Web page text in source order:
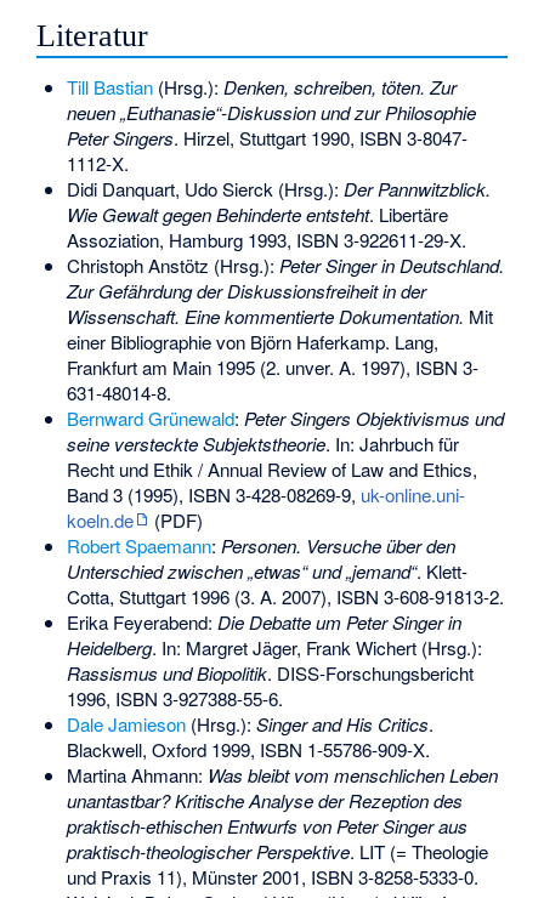
Literatur
Till Bastian(Hrsg.): Denken, schreiben, töten. Zur
neuen „Euthanasie“-Diskussion und zur Philosophie
Peter Singers. Hirzel, Stuttgart 1990, ISBN 3-8047-
1112-X.
Didi Danquart, Udo Sierck (Hrsg.): Der Pannwitzblick.
Wie Gewalt gegen Behinderte entsteht. Libertäre
Assoziation, Hamburg 1993, ISBN 3-922611-29-X.
Christoph Anstötz (Hrsg.): Peter Singer in Deutschland.
Zur Gefährdung der Diskussionsfreiheit in der
Wissenschaft. Eine kommentierte Dokumentation. Mit
einer Bibliographie von Björn Haferkamp. Lang,
Frankfurt am Main 1995 (2. unver. A. 1997), ISBN 3-
631-48014-8.
Bernward Grünewald: Peter Singers Objektivismus und
seine versteckte Subjektstheorie. In: Jahrbuch für
Recht und Ethik / Annual Review of Law and Ethics,
Band 3 (1995), ISBN 3-428-08269-9, uk-online.uni-
koeln.de
(PDF)
Robert Spaemann: Personen. Versuche über den
Unterschied zwischen „etwas“ und „jemand“. Klett-
Cotta, Stuttgart 1996 (3. A. 2007), ISBN 3-608-91813-2.
Erika Feyerabend: Die Debatte um Peter Singer in
Heidelberg. In: Margret Jäger, Frank Wichert (Hrsg.):
Rassismus und Biopolitik. DISS-Forschungsbericht
1996, ISBN 3-927388-55-6.
Dale Jamieson(Hrsg.): Singer and His Critics.
Blackwell, Oxford 1999, ISBN 1-55786-909-X.
Martina Ahmann: Was bleibt vom menschlichen Leben
unantastbar? Kritische Analyse der Rezeption des
praktisch-ethischen Entwurfs von Peter Singer aus
praktisch-theologischer Perspektive. LIT (= Theologie
und Praxis 11), Münster 2001, ISBN 3-8258-5333-0.